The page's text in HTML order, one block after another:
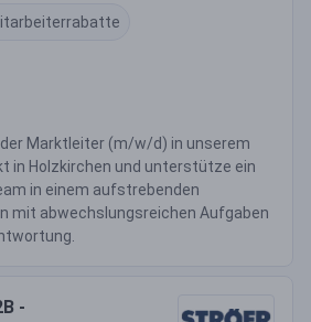
Marktleiter (m/w/d) in unserem
in Holzkirchen und unterstütze ein
in einem aufstrebenden
mit abwechslungsreichen Aufgaben
-